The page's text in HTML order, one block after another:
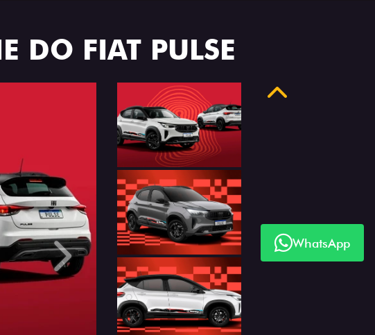
DO FIAT PULSE
Próximo
Anterior
WhatsApp